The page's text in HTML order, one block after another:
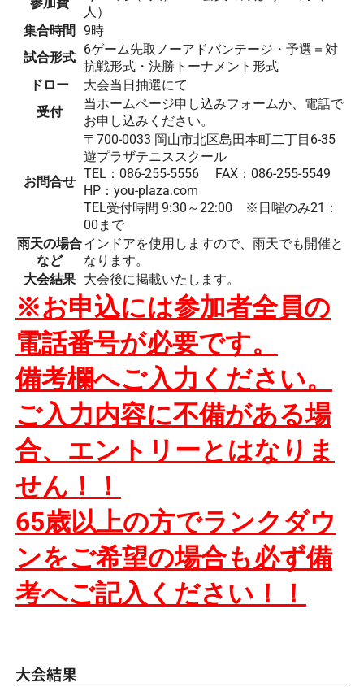
参加費
人）
集合時間
9時
試合形式
6ゲーム先取ノーアドバンテージ・予選＝対
抗戦形式・決勝トーナメント形式
ドロー
大会当日抽選にて
受付
当ホームページ申し込みフォームか、電話で
お申し込みください。
お問合せ
〒700-0033 岡山市北区島田本町二丁目6-35
遊プラザテニススクール
TEL：086-255-5556 FAX：086-255-5549
HP：you-plaza.com
TEL受付時間 9:30～22:00 ※日曜のみ21：
00まで
雨天の場合
など
インドアを使用しますので、雨天でも開催と
なります。
大会結果 大会後に掲載いたします。
※お申込には参加者全員の
電話番号が必要です。
備考欄へご入力ください。
ご入力内容に不備がある場
合、 エントリーとはなりま
せん！！
65歳以上の方でランクダウ
ンをご希望の場合も必ず備
考へご記入ください！！
大会結果